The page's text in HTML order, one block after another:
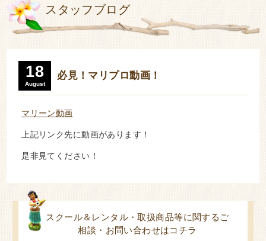
スタッフブログ
18
August
必見！マリプロ動画！
マリーン動画
上記リンク先に動画があります！
是非見てください！
スクール＆レンタル・取扱商品等に関するご
相談・お問い合わせはコチラ